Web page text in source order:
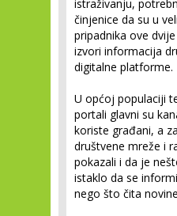
istraživanju,
činjenice da su u
pripadnika ove
izvori informacija
digitalne platforme.
U općoj populaciji
portali glavni su
koriste građani, a
društvene mreže i
pokazali i da je
istaklo da se
nego što čita